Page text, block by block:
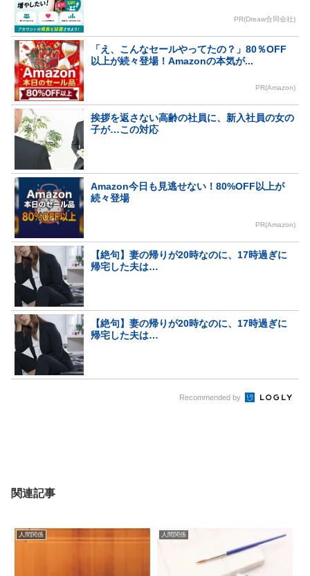
PR(Dreaw合同会社)
「え、こんなセールやってたの？」80％OFF
以上が続々登場！Amazonの本気が...
PR(Amazon)
挨拶を返さない高齢の社員に、新入社員の女の
子が…この対応
Amazon今日も見逃せない！80%OFF以上が
続々登場
PR(Amazon)
【絶句】妻の帰りが20時なのに、17時過ぎに
帰宅した夫は…
【絶句】妻の帰りが20時なのに、17時過ぎに
帰宅した夫は…
Recommended by
関連記事
人間関係 人間関係